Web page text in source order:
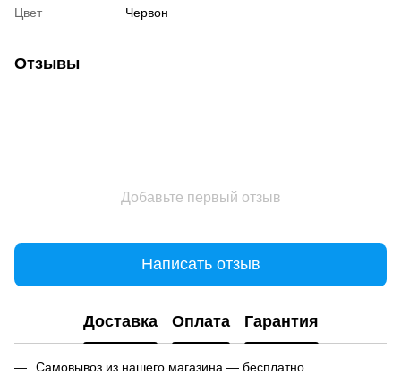
Цвет Червон
Отзывы
Добавьте первый отзыв
Написать отзыв
Доставка Оплата Гарантия
Самовывоз из нашего магазина — бесплатно